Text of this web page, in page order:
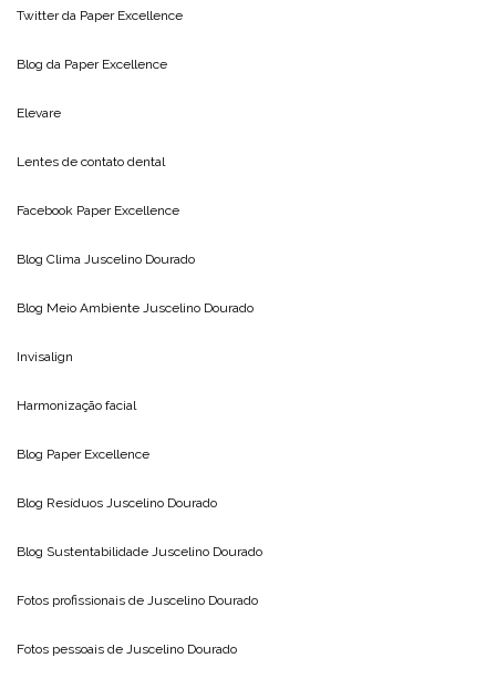
Twitter da Paper Excellence
Blog da Paper Excellence
Elevare
Lentes de contato dental
Facebook Paper Excellence
Blog Clima Juscelino Dourado
Blog Meio Ambiente Juscelino Dourado
Invisalign
Harmonização facial
Blog Paper Excellence
Blog Resíduos Juscelino Dourado
Blog Sustentabilidade Juscelino Dourado
Fotos profissionais de Juscelino Dourado
Fotos pessoais de Juscelino Dourado